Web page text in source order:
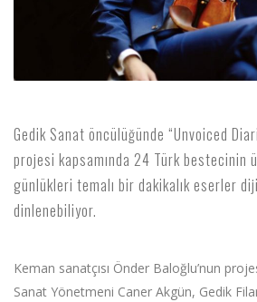
Gedik Sanat öncülüğünde “Unvoiced
projesi kapsamında 24 Türk bestecinin
günlükleri temalı bir dakikalık eserler
dinlenebiliyor.
Keman sanatçısı Önder Baloğlu’nun
Sanat Yönetmeni Caner Akgün, Gedik